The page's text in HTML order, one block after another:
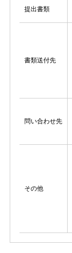
提出書類
書類送付先
問い合わせ先
その他